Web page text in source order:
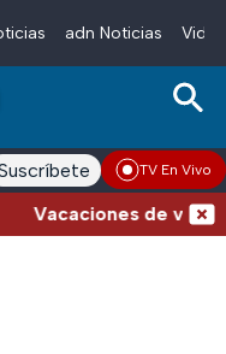
adn Noticias
adn Noticias RadioTV En Vivo
Vacaciones de verano